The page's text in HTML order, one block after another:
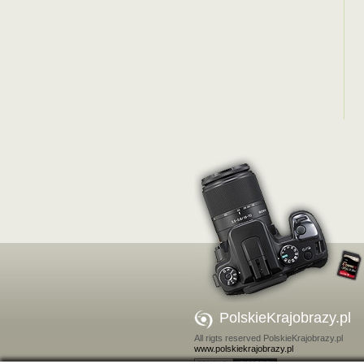
PolskieKrajobrazy.pl
All rigts reserved PolskieKrajobrazy.pl
www.polskiekrajobrazy.pl